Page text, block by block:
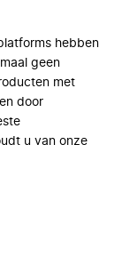
hebben
geen
met
door
u van onze